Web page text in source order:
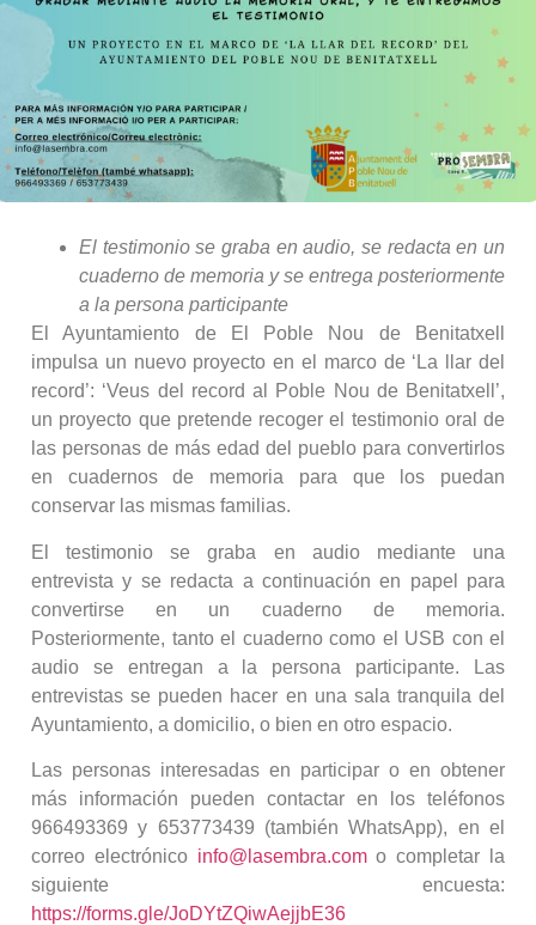
El testimonio se graba en audio, se redacta en un
cuaderno de memoria y se entrega posteriormente
a la persona participante
El Ayuntamiento de El Poble Nou de Benitatxell
impulsa un nuevo proyecto en el marco de ‘La llar del
record’: ‘Veus del record al Poble Nou de Benitatxell’,
un proyecto que pretende recoger el testimonio oral de
las personas de más edad del pueblo para convertirlos
en cuadernos de memoria para que los puedan
conservar las mismas familias.
El testimonio se graba en audio mediante una
entrevista y se redacta a continuación en papel para
convertirse en un cuaderno de memoria.
Posteriormente, tanto el cuaderno como el USB con el
audio se entregan a la persona participante. Las
entrevistas se pueden hacer en una sala tranquila del
Ayuntamiento, a domicilio, o bien en otro espacio.
Las personas interesadas en participar o en obtener
más información pueden contactar en los teléfonos
966493369 y 653773439 (también WhatsApp), en el
correo electrónico info@lasembra.como completar la
siguiente encuesta:
https://forms.gle/JoDYtZQiwAejjbE36